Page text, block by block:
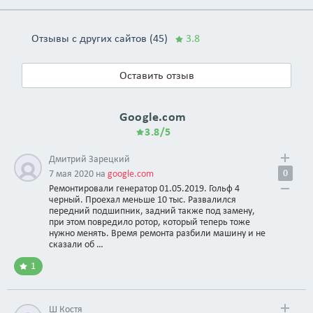
Отзывы с других сайтов (45) 3.8
Оставить отзыв
Google.com
3.8/5
Дмитрий Зарецкий
7 мая 2020 на google.com
Ремонтировали генератор 01.05.2019. Гольф 4
черный. Проехал меньше 10 тыс. Развалился
передний подшипник, задний также под замену,
при этом повредило ротор, который теперь тоже
нужно менять. Время ремонта разбили машину и не
сказали об …
0
1
Ш Костя